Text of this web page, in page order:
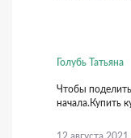
Голубь Татьяна
Чтобы
начала.Купить
12 августа